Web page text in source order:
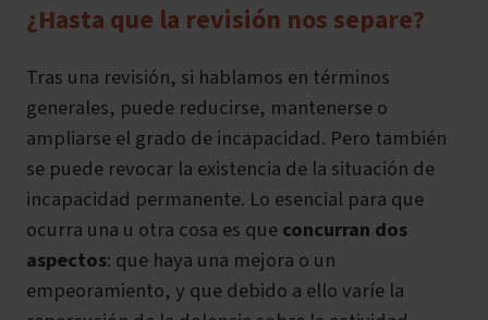
¿Hasta que la revisión nos separe?
Tras una revisión, si hablamos en términos
generales, puede reducirse, mantenerse o
ampliarse el grado de incapacidad. Pero también
se puede revocar la existencia de la situación de
incapacidad permanente. Lo esencial para que
ocurra una u otra cosa es queconcurran dos
aspectos: que haya una mejora o un
empeoramiento, y que debido a ello varíe la